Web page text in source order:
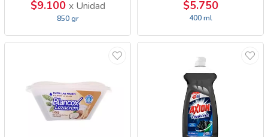
$9.100 x Unidad
850 gr
$5.750
400 ml